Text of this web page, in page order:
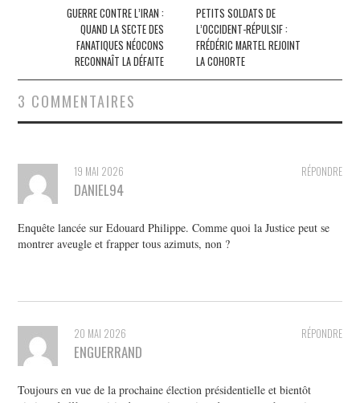
navigationGUERRE CONTRE L’IRAN :
QUAND LA SECTE DES
FANATIQUES NÉOCONS
RECONNAÎT LA DÉFAITE
PETITS SOLDATS DE
L’OCCIDENT-RÉPULSIF :
FRÉDÉRIC MARTEL REJOINT
LA COHORTE
3 COMMENTAIRES
RÉPONDRE
19 MAI 2026
DANIEL94
Enquête lancée sur Edouard Philippe. Comme quoi la Justice peut se
montrer aveugle et frapper tous azimuts, non ?
RÉPONDRE
20 MAI 2026
ENGUERRAND
Toujours en vue de la prochaine élection présidentielle et bientôt